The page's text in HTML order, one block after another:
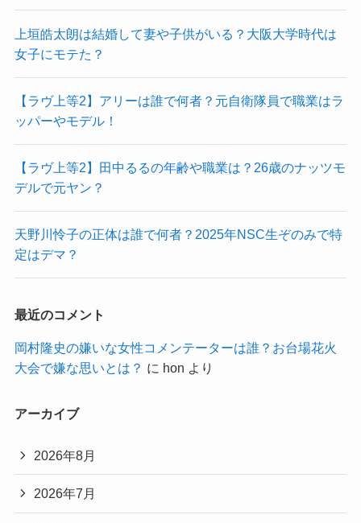
上垣皓太朗は結婚して妻や子供がいる？大阪大学時代は
女子にモテた？
【ラヴ上等2】アリーは誰で何者？元自衛隊員で職業はラ
ッパーやモデル！
【ラヴ上等2】田中るるの年齢や職業は？26歳のナッツモ
デルで元ヤン？
天野川怜子の正体は誰で何者？2025年NSC生ぞのみで特
定はデマ？
最近のコメント
岡村隆史の嫌いな女性コメンテーターは誰？お台場花火
大会で嫌な思いとは？ に hon より
アーカイブ
2026年8月
2026年7月